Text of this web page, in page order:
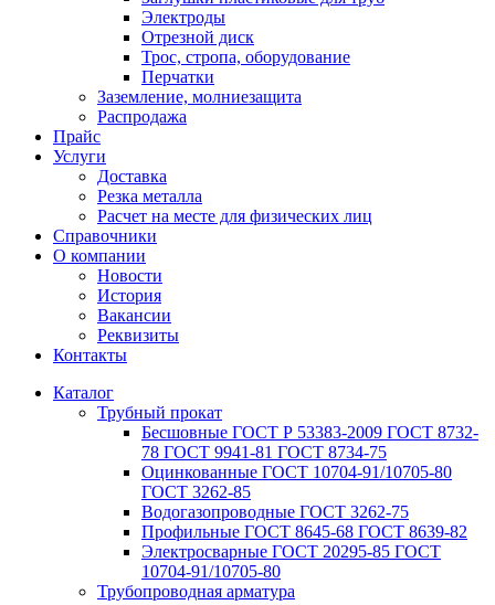
Электроды
Отрезной диск
Трос, стропа, оборудование
Перчатки
Заземление, молниезащита
Распродажа
Прайс
Услуги
Доставка
Резка металла
Расчет на месте для физических лиц
Справочники
О компании
Новости
История
Вакансии
Реквизиты
Контакты
Каталог
Трубный прокат
Беcшовные ГОСТ Р 53383-2009 ГОСТ 8732-
78 ГОСТ 9941-81 ГОСТ 8734-75
Оцинкованные ГОСТ 10704-91/10705-80
ГОСТ 3262-85
Водогазопроводные ГОСТ 3262-75
Профильные ГОСТ 8645-68 ГОСТ 8639-82
Электросварные ГОСТ 20295-85 ГОСТ
10704-91/10705-80
Трубопроводная арматура